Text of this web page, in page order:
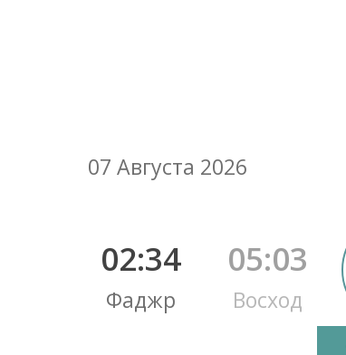
07 Августа 2026
02:34
Фаджр
05:03
Восход